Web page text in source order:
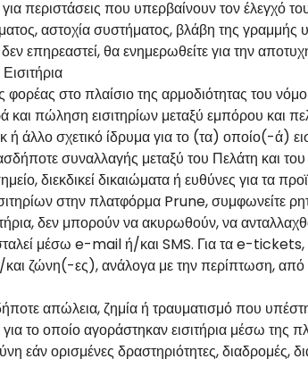
περιστάσεις που υπερβαίνουν τον
αστοχία συστήματος, βλάβη της
επηρεαστεί, θα ενημερωθείτε για την
φορέας στο πλαίσιο της αρμοδιότητας του
και πώληση εισιτηρίων μεταξύ εμπόρου και
άλλο σχετικό ίδρυμα για το (τα) οποίο(-ά)
συναλλαγής μεταξύ του Πελάτη και
διεκδικεί δικαιώματα ή ευθύνες για τα
στην πλατφόρμα Prune, συμφωνείτε
δεν μπορούν να ακυρωθούν, να
μέσω e-mail ή/και SMS. Για τα e-tickets,
και ζώνη(-ες), ανάλογα με την περίπτωση, από
απώλεια, ζημία ή τραυματισμό που
το οποίο αγοράστηκαν εισιτήρια μέσω της
εάν ορισμένες δραστηριότητες, διαδρομές,